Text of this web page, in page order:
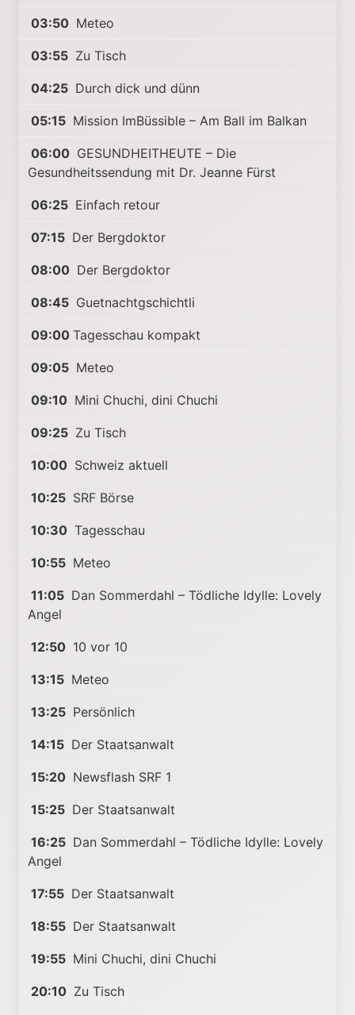
03:50 Meteo
03:55 Zu Tisch
04:25 Durch dick und dünn
05:15 Mission ImBüssible – Am Ball im Balkan
06:00 GESUNDHEITHEUTE – Die
Gesundheitssendung mit Dr. Jeanne Fürst
06:25 Einfach retour
07:15 Der Bergdoktor
08:00 Der Bergdoktor
08:45 Guetnachtgschichtli
09:00 Tagesschau kompakt
09:05 Meteo
09:10 Mini Chuchi, dini Chuchi
09:25 Zu Tisch
10:00 Schweiz aktuell
10:25 SRF Börse
10:30 Tagesschau
10:55 Meteo
11:05 Dan Sommerdahl – Tödliche Idylle: Lovely
Angel
12:50 10 vor 10
13:15 Meteo
13:25 Persönlich
14:15 Der Staatsanwalt
15:20 Newsflash SRF 1
15:25 Der Staatsanwalt
16:25 Dan Sommerdahl – Tödliche Idylle: Lovely
Angel
17:55 Der Staatsanwalt
18:55 Der Staatsanwalt
19:55 Mini Chuchi, dini Chuchi
20:10 Zu Tisch